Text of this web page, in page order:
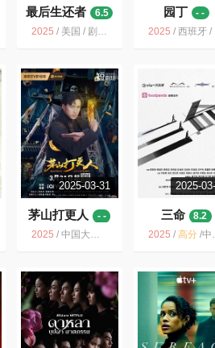
最后生还者
6.5
2025 / 美国 / 剧情 动作 科幻 惊悚 恐怖 冒险
园丁
- -
2025 / 西班牙 / 惊悚
2025-03-31
茅山打更人
- -
2025 / 中国大陆 / 剧情 悬疑 惊悚
2025-
三命
8.2
2025 / 高分/中国香港 / 剧情 悬疑 惊悚 犯罪